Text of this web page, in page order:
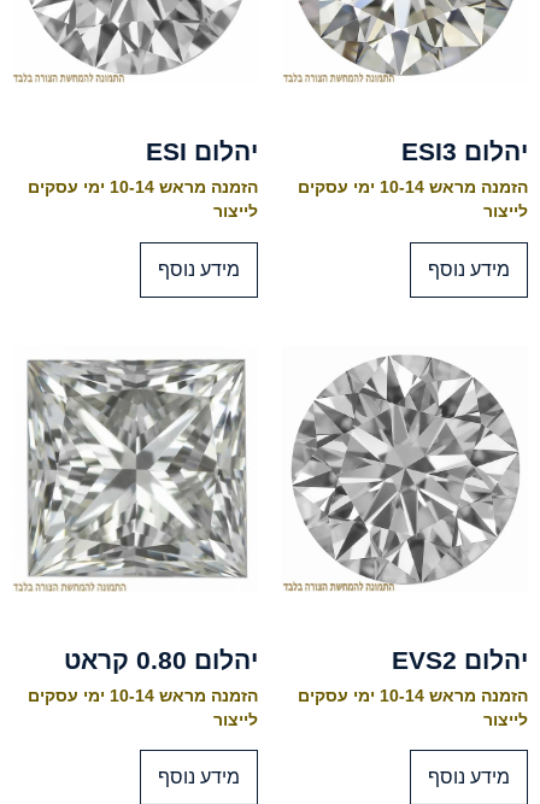
יהלום ESI3
הזמנה מראש 10-14 ימי עסקים
לייצור
מידע נוסף
יהלום ESI
הזמנה מראש 10-14 ימי עסקים
לייצור
מידע נוסף
יהלום EVS2
הזמנה מראש 10-14 ימי עסקים
לייצור
מידע נוסף
יהלום 0.80 קראט
הזמנה מראש 10-14 ימי עסקים
לייצור
מידע נוסף